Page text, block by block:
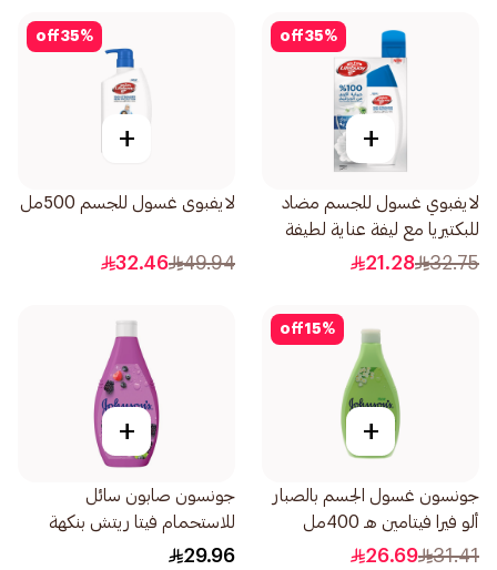
35%
off
+
لايفبوي غسول للجسم مضاد
للبكتيريا مع ليفة عناية لطيفة
300مل
32.75
21.28
35%
off
+
لايفبوى غسول للجسم 500مل
49.94
32.46
15%
off
+
جونسون غسول الجسم بالصبار
ألو فيرا فيتامين هـ 400مل
31.41
26.69
+
جونسون صابون سائل
للاستحمام فيتا ريتش بنكهة
التوت 400مل
29.96